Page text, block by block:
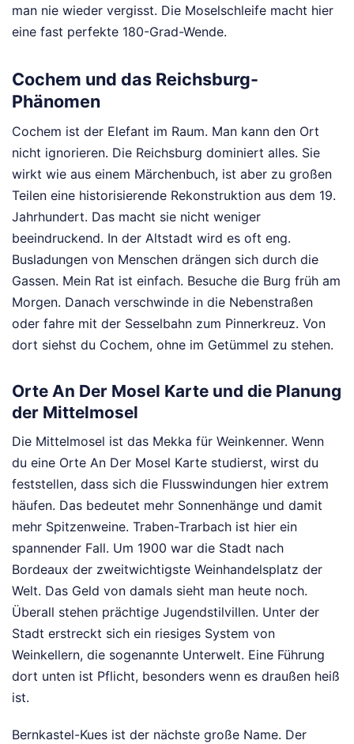
man nie wieder vergisst. Die Moselschleife macht hier
eine fast perfekte 180-Grad-Wende.
Cochem und das Reichsburg-
Phänomen
Cochem ist der Elefant im Raum. Man kann den Ort
nicht ignorieren. Die Reichsburg dominiert alles. Sie
wirkt wie aus einem Märchenbuch, ist aber zu großen
Teilen eine historisierende Rekonstruktion aus dem 19.
Jahrhundert. Das macht sie nicht weniger
beeindruckend. In der Altstadt wird es oft eng.
Busladungen von Menschen drängen sich durch die
Gassen. Mein Rat ist einfach. Besuche die Burg früh am
Morgen. Danach verschwinde in die Nebenstraßen
oder fahre mit der Sesselbahn zum Pinnerkreuz. Von
dort siehst du Cochem, ohne im Getümmel zu stehen.
Orte An Der Mosel Karte und die Planung
der Mittelmosel
Die Mittelmosel ist das Mekka für Weinkenner. Wenn
du eine Orte An Der Mosel Karte studierst, wirst du
feststellen, dass sich die Flusswindungen hier extrem
häufen. Das bedeutet mehr Sonnenhänge und damit
mehr Spitzenweine. Traben-Trarbach ist hier ein
spannender Fall. Um 1900 war die Stadt nach
Bordeaux der zweitwichtigste Weinhandelsplatz der
Welt. Das Geld von damals sieht man heute noch.
Überall stehen prächtige Jugendstilvillen. Unter der
Stadt erstreckt sich ein riesiges System von
Weinkellern, die sogenannte Unterwelt. Eine Führung
dort unten ist Pflicht, besonders wenn es draußen heiß
ist.
Bernkastel-Kues ist der nächste große Name. Der